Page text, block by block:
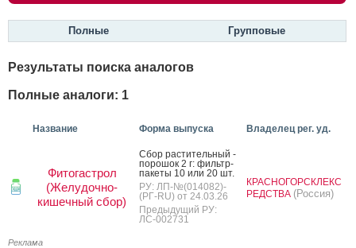
Полные Групповые
Результаты поиска аналогов
Полные аналоги: 1
Название Форма выпуска Владелец рег. уд.
Фитогастрол
(Желудочно-
кишечный сбор)
Сбор рас­ти­тель­ный -
по­рошок 2 г: филь­тр-
па­кеты 10 или 20 шт.
РУ: ЛП-№(014082)-
(РГ-RU) от 24.03.26
Предыдущий РУ:
ЛС-002731
КРАСНОГОРСКЛЕКС
РЕДСТВА (Россия)
Реклама